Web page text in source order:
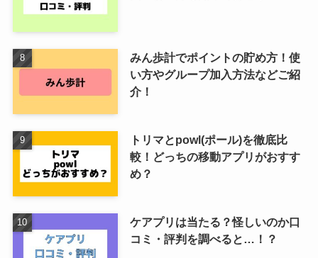
みん歩計でポイントの貯め方！使
い方やグループ加入方法などご紹
介！
トリマとpowl(ポール)を徹底比
較！どっちの移動アプリがおすす
め？
ケアプリは当たる？怪しいのか口
コミ・評判を調べると…！？